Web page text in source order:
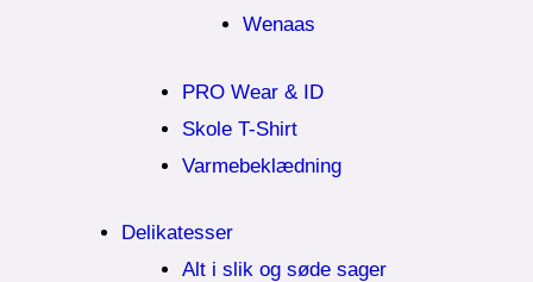
Wenaas
PRO Wear & ID
Skole T-Shirt
Varmebeklædning
Delikatesser
Alt i slik og søde sager